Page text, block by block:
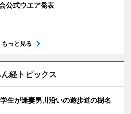
公式ウエア発表
もっと見る
経トピックス
生が逢妻男川沿いの遊歩道の樹名